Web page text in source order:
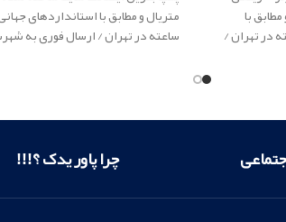
با
جهانی تحویل 1 ساعته در تهران / ساعته در تهران / ارسال فوری به
چرا پاور یدک ؟!!!